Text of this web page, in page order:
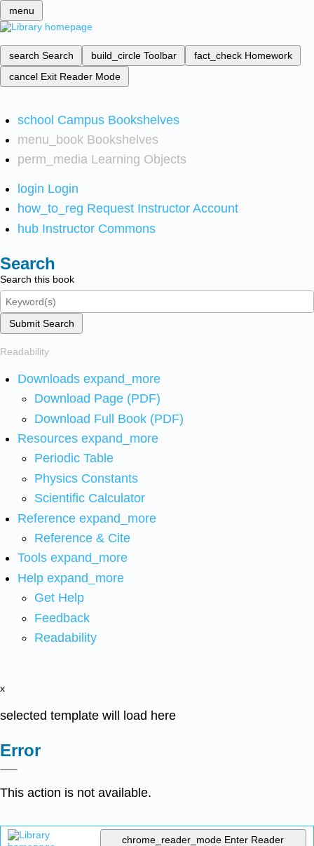
menu
search Search build_circle Toolbar fact_check Homework
cancel Exit Reader Mode
school Campus Bookshelves
menu_book Bookshelves
perm_media Learning Objects
login Login
how_to_reg Request Instructor Account
hub Instructor Commons
Search
Search this book
Submit Search
Readability
Downloads expand_more
Download Page (PDF)
Download Full Book (PDF)
Resources expand_more
Periodic Table
Physics Constants
Scientific Calculator
Reference expand_more
Reference & Cite
Tools expand_more
Help expand_more
Get Help
Feedback
Readability
x
selected template will load here
Error
This action is not available.
chrome_reader_mode Enter Reader